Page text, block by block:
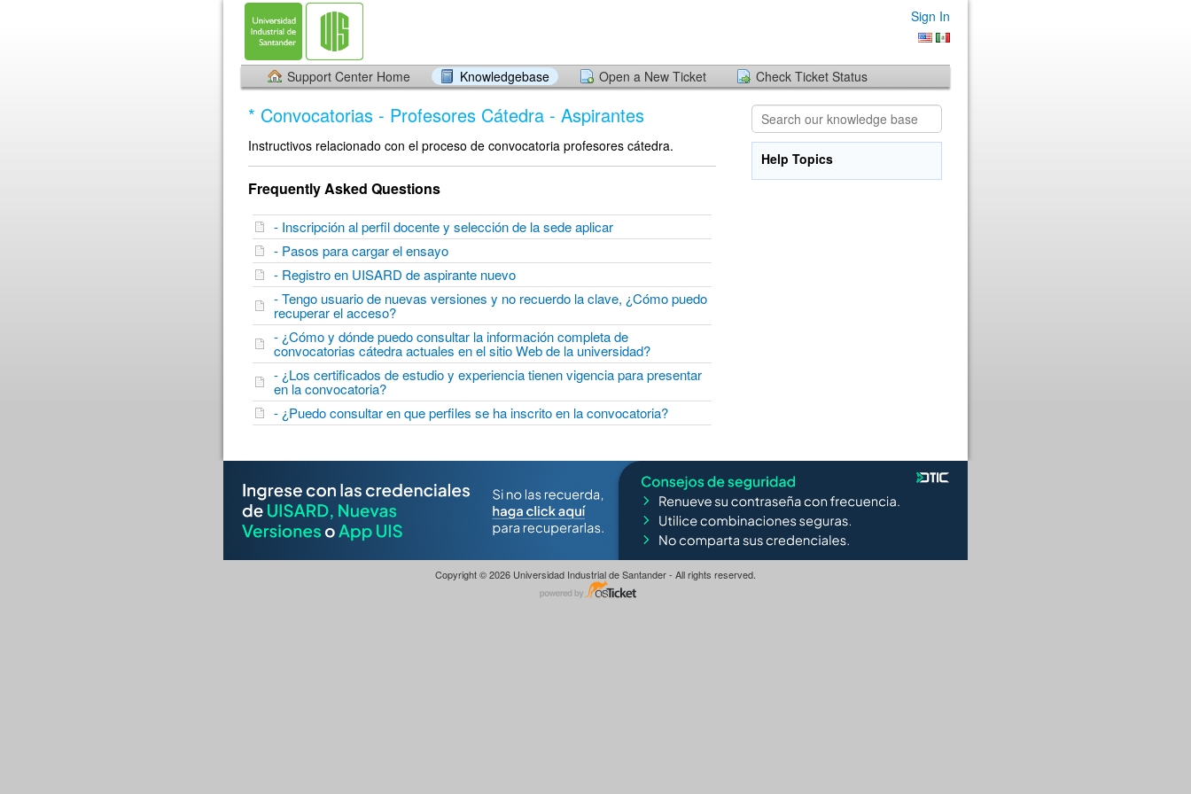
Sign In
Support Center Home Knowledgebase Open a New Ticket Check Ticket Status
* Convocatorias - Profesores Cátedra - Aspirantes
Instructivos relacionado con el proceso de convocatoria profesores cátedra.
Frequently Asked Questions
- Inscripción al perfil docente y selección de la sede aplicar
- Pasos para cargar el ensayo
- Registro en UISARD de aspirante nuevo
- Tengo usuario de nuevas versiones y no recuerdo la clave, ¿Cómo puedo
recuperar el acceso?
- ¿Cómo y dónde puedo consultar la información completa de
convocatorias cátedra actuales en el sitio Web de la universidad?
- ¿Los certificados de estudio y experiencia tienen vigencia para presentar
en la convocatoria?
- ¿Puedo consultar en que perfiles se ha inscrito en la convocatoria?
Help Topics
Copyright © 2026 Universidad Industrial de Santander - All rights reserved.